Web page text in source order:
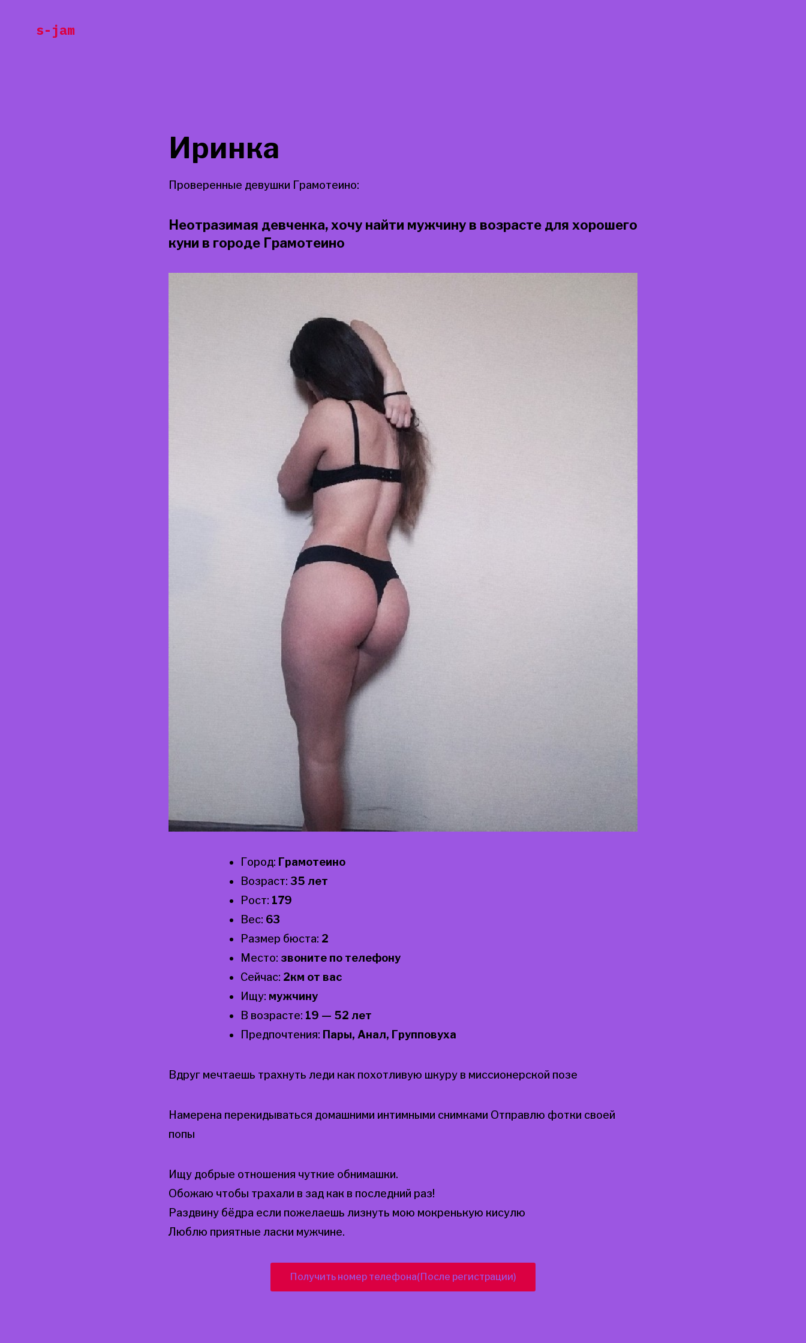
s-jam
Иринка
Проверенные девушки Грамотеино:
Неотразимая девченка, хочу найти мужчину в возрасте для хорошего
куни в городе Грамотеино
Город: Грамотеино
Возраст: 35 лет
Рост: 179
Вес: 63
Размер бюста: 2
Место: звоните по телефону
Сейчас: 2км от вас
Ищу: мужчину
В возрасте: 19 — 52 лет
Предпочтения: Пары, Анал, Групповуха
Вдруг мечтаешь трахнуть леди как похотливую шкуру в миссионерской позе
Намерена перекидываться домашними интимными снимками Отправлю фотки своей
попы
Ищу добрые отношения чуткие обнимашки.
Обожаю чтобы трахали в зад как в последний раз!
Раздвину бёдра если пожелаешь лизнуть мою мокренькую кисулю
Люблю приятные ласки мужчине.
Получить номер телефона(После регистрации)